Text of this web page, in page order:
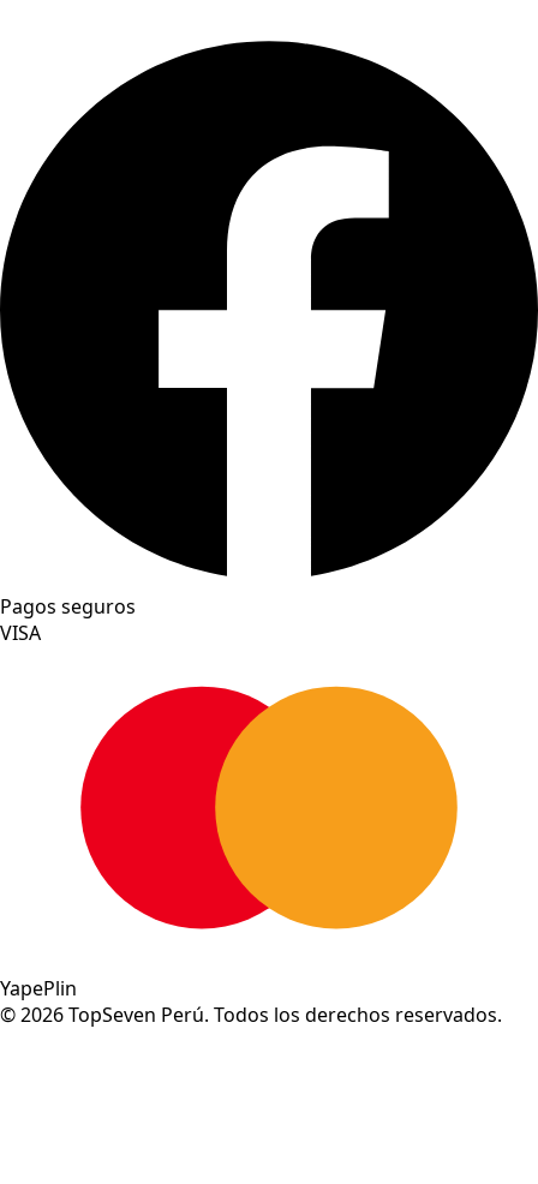
Pagos seguros
VISA
YapePlin
©2026TopSeven Perú. Todos los derechos reservados.